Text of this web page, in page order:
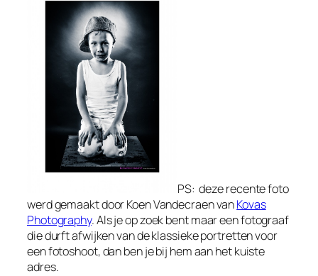
PS: deze recente foto
werd gemaakt door Koen Vandecraen vanKovas
Photography. Als je op zoek bent maar een fotograaf
die durft afwijken van de klassieke portretten voor
een fotoshoot, dan ben je bij hem aan het kuiste
adres.